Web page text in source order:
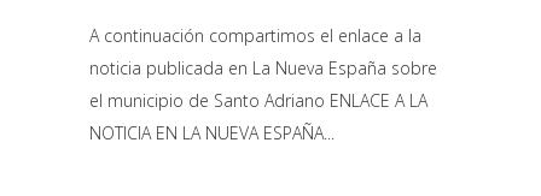
A continuación compartimos el enlace a la
noticia publicada en La Nueva España sobre
el municipio de Santo Adriano ENLACE A LA
NOTICIA EN LA NUEVA ESPAÑA